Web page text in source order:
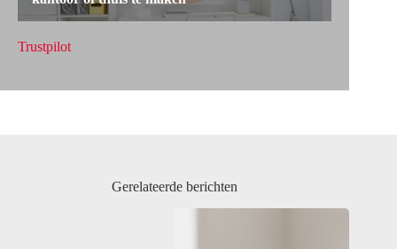
Trustpilot
Gerelateerde berichten